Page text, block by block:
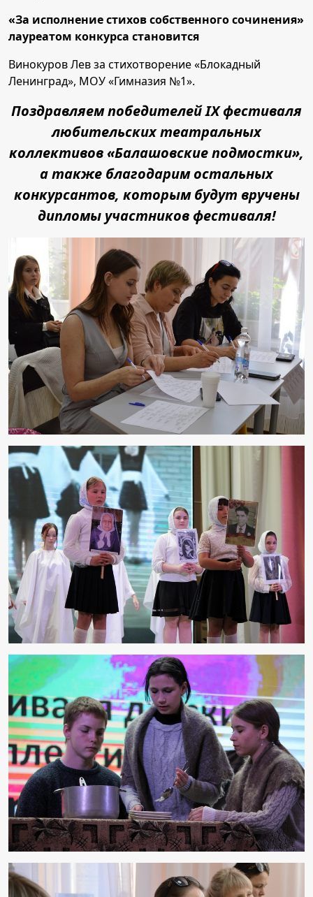
«За исполнение стихов собственного сочинения»
лауреатом конкурса становится
Винокуров Лев за стихотворение «Блокадный
Ленинград», МОУ «Гимназия №1».
Поздравляем победителей IX фестиваля
любительских театральных
коллективов «Балашовские подмостки»,
а также благодарим остальных
конкурсантов, которым будут вручены
дипломы участников фестиваля!